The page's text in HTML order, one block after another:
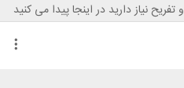
نیاز دارید در اینجا پیدا می کنید